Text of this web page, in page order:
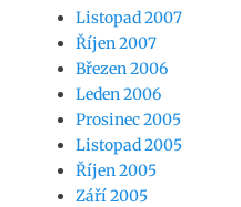
Listopad 2007
Říjen 2007
Březen 2006
Leden 2006
Prosinec 2005
Listopad 2005
Říjen 2005
Září 2005